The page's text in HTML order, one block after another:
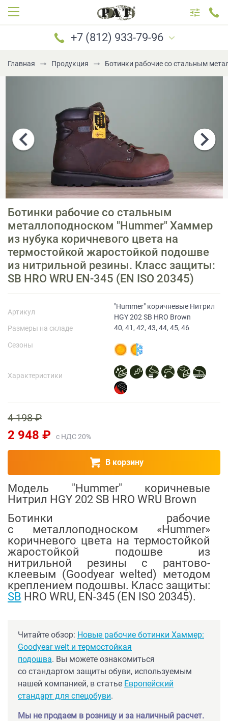
+7 (812) 933-79-96
САНКТ-ПЕТЕРБУРГ МОСКВА
+7 (921) 183-69-96
+7 (921) 184-69-96
+7 (981) 777-79-96
+7 (981) 699-79-96
PATboot@mail.ru
Прайс-лист
Главная Продукция Ботинки рабочие со стальным
Ботинки рабочие со стальным
металлоподноском "Hummer" Хаммер
из нубука коричневого цвета на
термостойкой жаростойкой подошве
из нитрильной резины. Класс защиты:
SB HRO WRU EN-345 (EN ISO 20345)
Артикул
"Hummer" коричневые Нитрил
HGY 202 SB HRO Brown
Размеры на складе
40, 41, 42, 43, 44, 45, 46
Сезоны
Характеристики
4 198 ₽
2 948 ₽ с НДС 20%
В корзину
Модель "Hummer" коричневые
Нитрил HGY 202 SB HRO WRU Brown
Ботинки рабочие
с металлоподноском «Hummer»
коричневого цвета на термостойкой
жаростойкой подошве из
нитрильной резины с рантово-
клеевым (Goodyear welted) методом
креплением подошвы. Класс защиты:
SB HRO WRU, EN-345 (EN ISO 20345).
Читайте обзор: Новые рабочие ботинки Хаммер:
Goodyear welt и термостойкая
подошва. Вы можете ознакомиться
со стандартом защиты обуви, используемым
нашей компанией, в статье Европейский
стандарт для спецобуви.
Мы не продаем в розницу и за наличный расчет.